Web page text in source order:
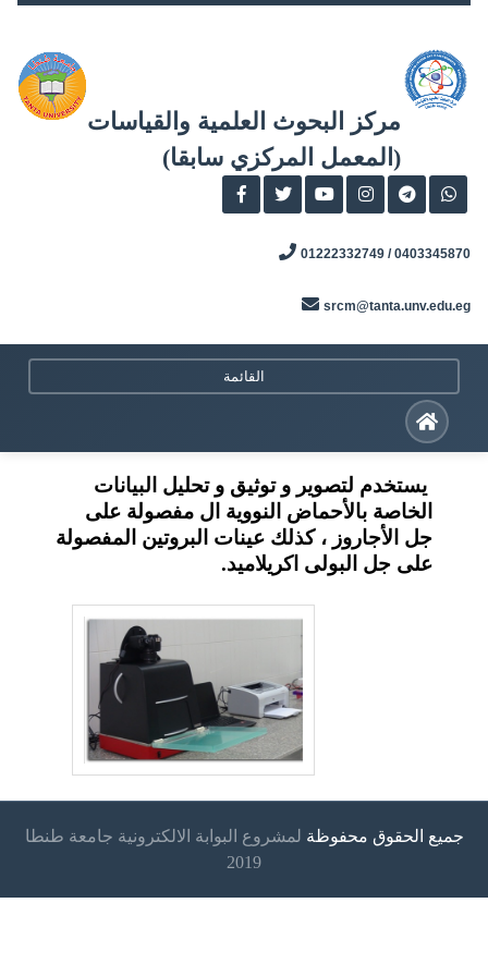
content
مركز البحوث العلمية والقياسات
(المعمل المركزي سابقا)
0403345870 / 01222332749
srcm@tanta.unv.edu.eg
القائمة
يستخدم لتصوير و توثيق و تحليل البيانات
الخاصة بالأحماض النووية ال مفصولة على
جل الأجاروز ، كذلك عينات البروتين المفصولة
على جل البولى اكريلاميد.
جميع الحقوق محفوظة لمشروع البوابة الالكترونية جامعة طنطا
2019